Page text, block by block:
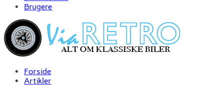
Brugere
Forside
Artikler